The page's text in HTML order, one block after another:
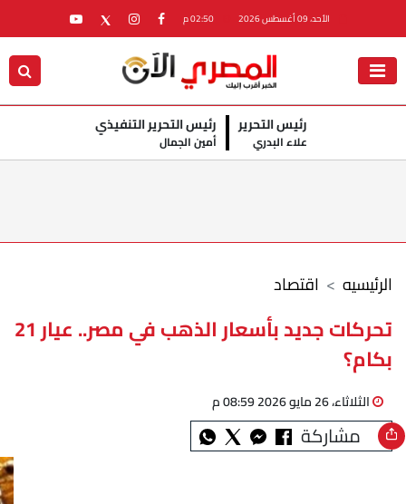
الأحد، 09 أغسطس 2026
رئيس التحرير
علاء البدري
رئيس التحرير التنفيذي
أمين الجمال
اقتصاد الرئيسيه
تحركات جديد بأسعار الذهب في مصر.. عيار 21
بكام؟
الثلاثاء، 26 مايو 2026 08:59 م
مشاركة